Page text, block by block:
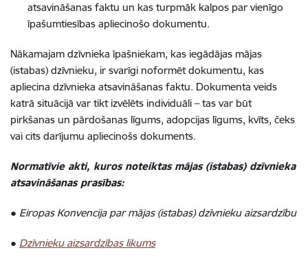
atsavināšanas faktu un kas turpmāk kalpos par vienīgo
īpašumtiesības apliecinošo dokumentu.
Nākamajam dzīvnieka īpašniekam, kas iegādājas mājas
(istabas) dzīvnieku, ir svarīgi noformēt dokumentu, kas
apliecina dzīvnieka atsavināšanas faktu. Dokumenta veids
katrā situācijā var tikt izvēlēts individuāli – tas var būt
pirkšanas un pārdošanas līgums, adopcijas līgums, kvīts, čeks
vai cits darījumu apliecinošs dokuments.
Normatīvie akti, kuros noteiktas mājas (istabas) dzīvnieka
atsavināšanas prasības:
● Eiropas Konvencija par mājas (istabas) dzīvnieku aizsardzību
● Dzīvnieku aizsardzības likums